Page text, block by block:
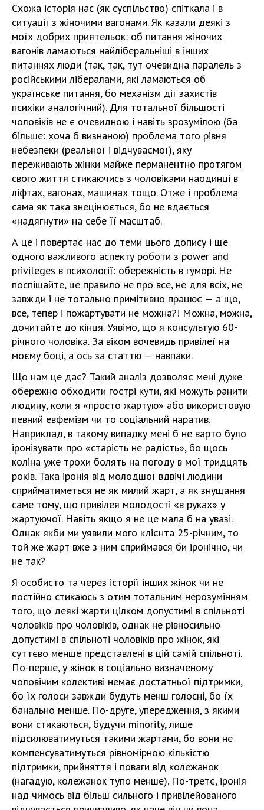
Схожа історія нас (як суспільство) спіткала і в
ситуації з жіночими вагонами. Як казали деякі з
моїх добрих приятельок: об питання жіночих
вагонів ламаються найліберальніші в інших
питаннях люди (так, так, тут очевидна паралель з
російськими лібералами, які ламаються об
українське питання, бо механізм дії захистів
психіки аналогічний). Для тотальної більшості
чоловіків не є очевидною і навіть зрозумілою (ба
більше: хоча б визнаною) проблема того рівня
небезпеки (реальної і відчуваємої), яку
переживають жінки майже перманентно протягом
свого життя стикаючись з чоловіками наодинці в
ліфтах, вагонах, машинах тощо. Отже і проблема
сама як така знецінюється, бо не вдається
«надягнути» на себе її масштаб.
А це і повертає нас до теми цього допису і ще
одного важливого аспекту роботи з power and
privileges в психології: обережність в гуморі. Не
поспішайте, це правило не про все, не для всіх, не
завжди і не тотально примітивно працює — а що,
все, тепер і пожартувати не можна?! Можна, можна,
дочитайте до кінця. Уявімо, що я консультую 60-
річного чоловіка. За віком вочевидь привілеї на
моєму боці, а ось за статтю — навпаки.
Що нам це дає? Такий аналіз дозволяє мені дуже
обережно обходити гострі кути, які можуть ранити
людину, коли я «просто жартую» або використовую
певний евфемізм чи то соціальний наратив.
Наприклад, в такому випадку мені б не варто було
іронізувати про «старість не радість», бо щось
коліна уже трохи болять на погоду в мої тридцять
років. Така іронія від молодшої вдвічі людини
сприйматиметься не як милий жарт, а як знущання
саме тому, що привілея молодості «в руках» у
жартуючої. Навіть якщо я не це мала б на увазі.
Однак якби ми уявили мого клієнта 25-річним, то
той же жарт вже з ним сприймався би іронічно, чи
не так?
Я особисто та через історії інших жінок чи не
постійно стикаюсь з отим тотальним нерозумінням
того, що деякі жарти цілком допустимі в спільноті
чоловіків про чоловіків, однак не рівносильно
допустимі в спільноті чоловіків про жінок, які
суттєво менше представлені в цій самій спільноті.
По-перше, у жінок в соціально визначеному
чоловічим колективі немає достатньої підтримки,
бо їх голоси завжди будуть менш голосні, бо їх
банально менше. По-друге, упередження, з якими
вони стикаються, будучи minority, лише
підсилюватимуться такими жартами, бо вони не
компенсуватимуться рівномірною кількістю
підтримки, прийняття і поваги від колежанок
(нагадую, колежанок тупо менше). По-третє, іронія
над чимось від більш сильного і привілейованого